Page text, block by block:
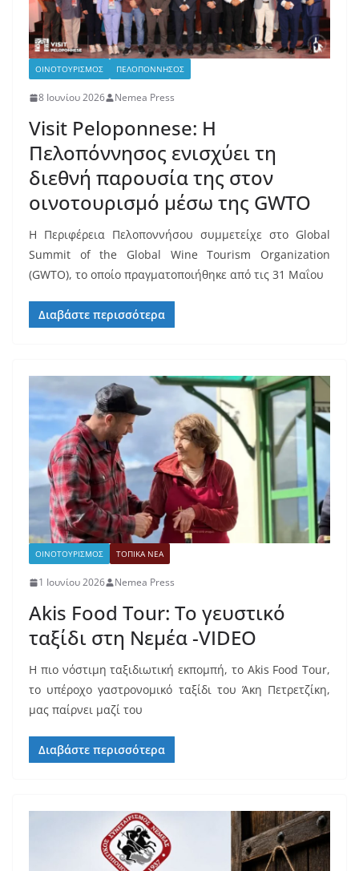
ΟΙΝΟΤΟΥΡΙΣΜΟΣ ΠΕΛΟΠΟΝΝΗΣΟΣ
8 Ιουνίου 2026 Nemea Press
Visit Peloponnese: Η
Πελοπόννησος ενισχύει τη
διεθνή παρουσία της στον
οινοτουρισμό μέσω της GWTO
Η Περιφέρεια Πελοποννήσου συμμετείχε στο Global
Summit of the Global Wine Tourism Organization
(GWTO), το οποίο πραγματοποιήθηκε από τις 31 Μαΐου
Διαβάστε περισσότερα
ΟΙΝΟΤΟΥΡΙΣΜΟΣ ΤΟΠΙΚΑ ΝΕΑ
1 Ιουνίου 2026 Nemea Press
Akis Food Tour: Το γευστικό
ταξίδι στη Νεμέα -VIDEO
H πιο νόστιμη ταξιδιωτική εκπομπή, το Akis Food Tour,
το υπέροχο γαστρονομικό ταξίδι του Άκη Πετρετζίκη,
μας παίρνει μαζί του
Διαβάστε περισσότερα